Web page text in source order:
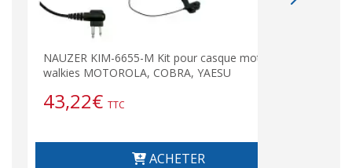
NAUZER KIM-6655-M Kit pour casque moto
walkies MOTOROLA, COBRA, YAESU
43,22€ TTC
ACHETER